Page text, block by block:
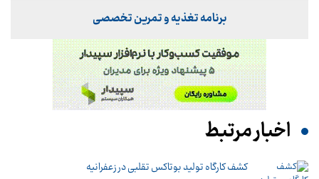
برنامه تغذیه و تمرین تخصصی
اخبار مرتبط
کشف کارگاه تولید بوتاکس تقلبی در زعفرانیه